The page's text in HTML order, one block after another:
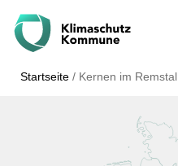
Startseite / Kernen im Remstal